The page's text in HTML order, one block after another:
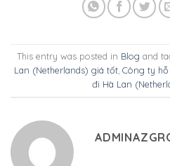
This entry was posted in Blog and
Lan (Netherlands) giá tốt, Công ty
đi Hà Lan